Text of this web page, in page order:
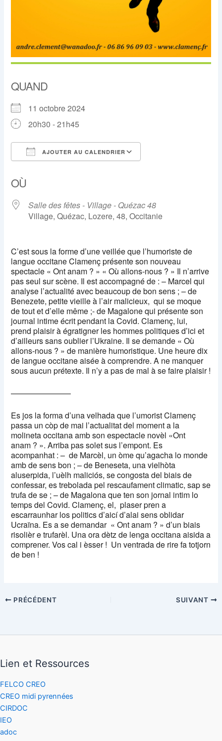
QUAND
11 octobre 2024
20h30 - 21h45
AJOUTER AU CALENDRIER
OÙ
Salle des fêtes - Village - Quézac 48
Village, Quézac, Lozere, 48, Occitanie
C’est sous la forme d’une veillée que l’humoriste de
langue occitane Clamenç présente son nouveau
spectacle « Ont anam ? » « Où allons-nous ? » Il n’arrive
pas seul sur scène. Il est accompagné de : – Marcel qui
analyse l’actualité avec beaucoup de bon sens ; – de
Benezete, petite vieille à l’air malicieux, qui se moque
de tout et d’elle même ;- de Magalone qui présente son
journal intime écrit pendant la Covid. Clamenç, lui,
prend plaisir à égratigner les hommes politiques d’ici et
d’ailleurs sans oublier l’Ukraine. Il se demande « Où
allons-nous ? » de manière humoristique. Une heure dix
de langue occitane aisée à comprendre. A ne manquer
sous aucun prétexte. Il n’y a pas de mal à se faire plaisir !
———————–
Es jos la forma d’una velhada que l’umorist Clamenç
passa un còp de mai l’actualitat del moment a la
molineta occitana amb son espectacle novèl «Ont
anam ? ». Arriba pas solet sus l’empont. Es
acompanhat : – de Marcèl, un òme qu’agacha lo monde
amb de sens bon ; – de Beneseta, una vielhòta
aluserpida, l’uèlh maliciós, se congosta del biais de
confessar, es trebolada pel rescaufament climatic, sap se
trufa de se ; – de Magalona que ten son jornal intim lo
temps del Covid. Clamenç, el, plaser pren a
escarraunhar los politics d’aicí d’alai sens oblidar
Ucraïna. Es a se demandar « Ont anam ? » d’un biais
risolièr e trufarèl. Una ora dètz de lenga occitana aisida a
comprener. Vos cal i èsser ! Un ventrada de rire fa totjorn
de ben !
PRÉCÉDENT SUIVANT
Lien et Ressources
FELCO CREO
CREO midi pyrennées
CIRDOC
IEO
adoc